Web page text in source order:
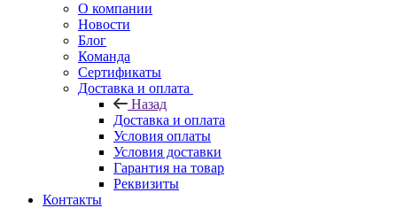
О компании
Новости
Блог
Команда
Сертификаты
Доставка и оплата
Назад
Доставка и оплата
Условия оплаты
Условия доставки
Гарантия на товар
Реквизиты
Контакты